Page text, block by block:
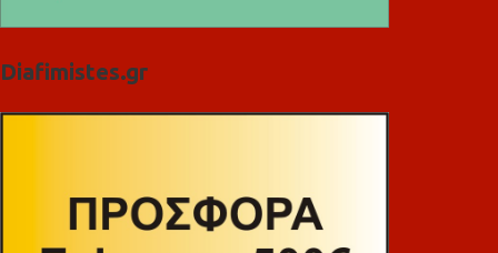
Diafimistes.gr